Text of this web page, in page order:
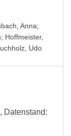
Anna;
; Hoffmeister,
Udo
Datenstand: